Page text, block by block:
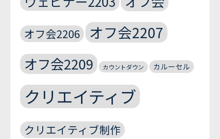
オフ会2206 オフ会2207
オフ会2209 カウントダウン カルーセル
クリエイティブ
クリエイティブ制作